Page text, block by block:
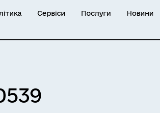
Сервіси Послуги Новини